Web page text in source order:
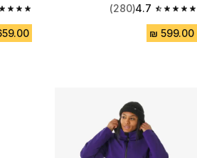
4.7
4.7 out of 5 stars from 280 reviews
(280)
4.8 out of 5 stars from 112 reviews